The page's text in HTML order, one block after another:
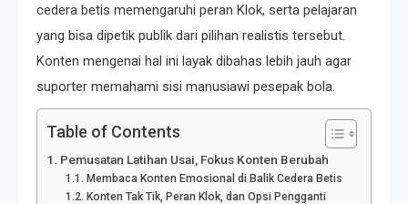
cedera betis memengaruhi peran Klok, serta pelajaran
yang bisa dipetik publik dari pilihan realistis tersebut.
Konten mengenai hal ini layak dibahas lebih jauh agar
suporter memahami sisi manusiawi pesepak bola.
Table of Contents
Pemusatan Latihan Usai, Fokus Konten Berubah
Membaca Konten Emosional di Balik Cedera Betis
Konten Tak Tik, Peran Klok, dan Opsi Pengganti